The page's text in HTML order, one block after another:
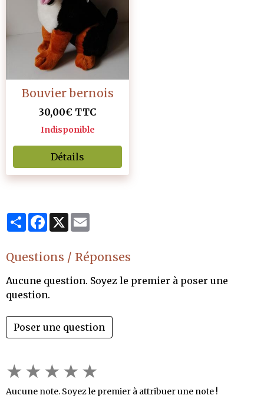
Bouvier bernois
30,00€ TTC
Indisponible
Détails
PartagerFacebook
X
Questions / Réponses
Aucune question. Soyez le premier à poser une
question.
Poser une question
★ ★ ★ ★ ★
Aucune note. Soyez le premier à attribuer une note !